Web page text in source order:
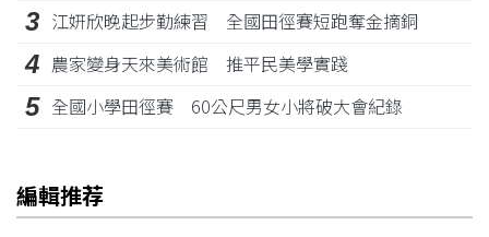
3 江姸欣晚起步勤練習 全國田徑賽短跑奪金摘銅
4 農家變身天來美術館 推平民美學實踐
5 全國小學田徑賽 60公尺男女小將破大會紀錄
編輯推荐